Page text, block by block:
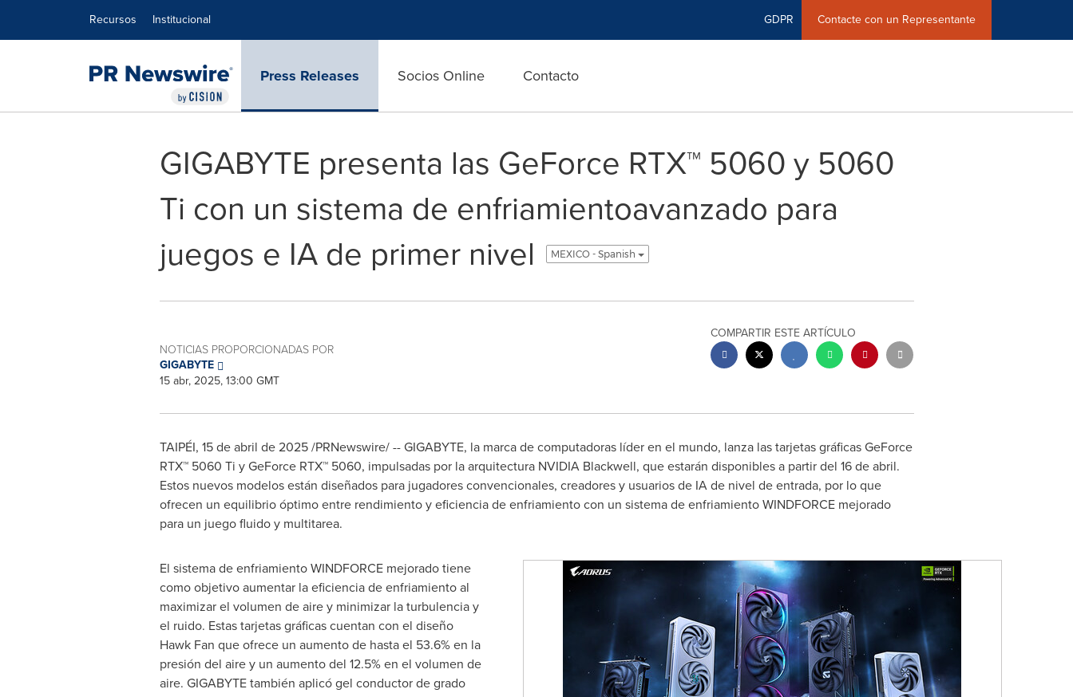
Recursos Institucional GDPR Contacte con un Representante
Press Releases Socios Online Contacto
GIGABYTE presenta las GeForce RTX™ 5060 y 5060
Ti con un sistema de enfriamientoavanzado para
juegos e IA de primer nivel
MEXICO - Spanish
NOTICIAS PROPORCIONADAS POR
GIGABYTE
15 abr, 2025, 13:00 GMT
COMPARTIR ESTE ARTÍCULO
TAIPÉI, 15 de abril de 2025/PRNewswire/ -- GIGABYTE, la marca de computadoras líder en el mundo, lanza las tarjetas gráficas GeForce
RTX™ 5060 Ti y GeForce RTX™ 5060, impulsadas por la arquitectura NVIDIA Blackwell, que estarán disponibles a partir del 16 de abril.
Estos nuevos modelos están diseñados para jugadores convencionales, creadores y usuarios de IA de nivel de entrada, por lo que
ofrecen un equilibrio óptimo entre rendimiento y eficiencia de enfriamiento con un sistema de enfriamiento WINDFORCE mejorado
para un juego fluido y multitarea.
El sistema de enfriamiento WINDFORCE mejorado tiene
como objetivo aumentar la eficiencia de enfriamiento al
maximizar el volumen de aire y minimizar la turbulencia y
el ruido. Estas tarjetas gráficas cuentan con el diseño
Hawk Fan que ofrece un aumento de hasta el 53.6% en la
presión del aire y un aumento del 12.5% en el volumen de
aire. GIGABYTE también aplicó gel conductor de grado